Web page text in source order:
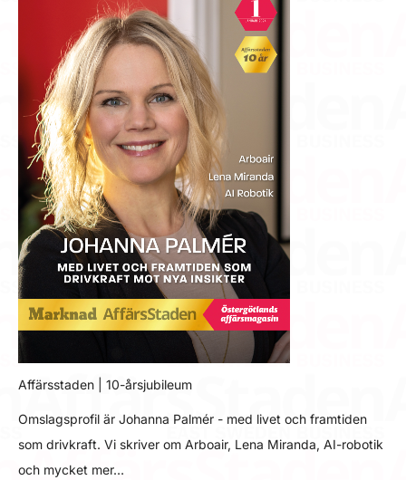
Affärsstaden | 10-årsjubileum
Omslagsprofil är Johanna Palmér - med livet och framtiden
som drivkraft. Vi skriver om Arboair, Lena Miranda, AI-robotik
och mycket mer…